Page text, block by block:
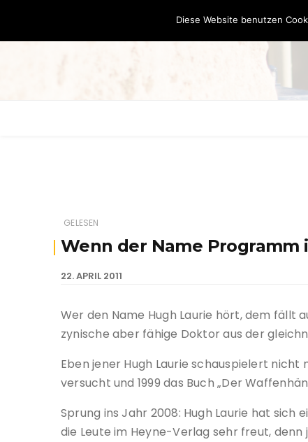
GELESEN
Wenn der Name Programm
22. APRIL 2011
Wer den Name Hugh Laurie hört, dem fällt
zynische aber fähige Doktor aus der
Eben jener Hugh Laurie schauspielert
versucht und 1999 das Buch „Der
Sprung ins Jahr 2008: Hugh Laurie hat sich
die Leute im Heyne-Verlag sehr freut,
Diese Website benutzen